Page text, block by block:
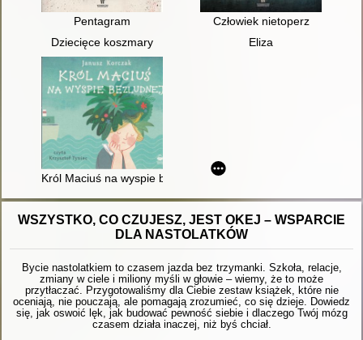
Pentagram
Człowiek nietoperz
Dziecięce koszmary
Eliza
Król Maciuś na wyspie bezludnej
WSZYSTKO, CO CZUJESZ, JEST OKEJ – WSPARCIE
DLA NASTOLATKÓW
Bycie nastolatkiem to czasem jazda bez trzymanki. Szkoła, relacje,
zmiany w ciele i miliony myśli w głowie – wiemy, że to może
przytłaczać. Przygotowaliśmy dla Ciebie zestaw książek, które nie
oceniają, nie pouczają, ale pomagają zrozumieć, co się dzieje. Dowiedz
się, jak oswoić lęk, jak budować pewność siebie i dlaczego Twój mózg
czasem działa inaczej, niż byś chciał.